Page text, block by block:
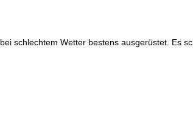
schlechtem Wetter bestens ausgerüstet. Es